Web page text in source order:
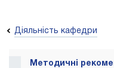
Діяльність кафедри
Методичні